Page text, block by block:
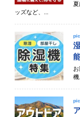
ッズなど、...
機